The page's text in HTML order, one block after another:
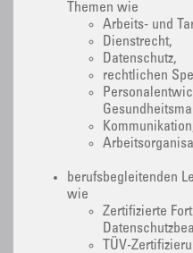
Themen wie
Arbeits- und
Dienstrecht,
Datenschutz,
rechtlichen
berufsbegleitenden
wie
Zertifizierte
TÜV-